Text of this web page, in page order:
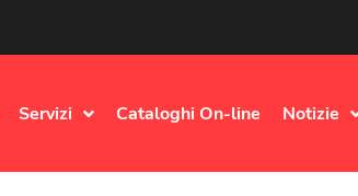
Servizi Cataloghi On-line Notizie